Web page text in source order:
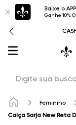
Baixe o APP
Ganhe 10%
Feminino